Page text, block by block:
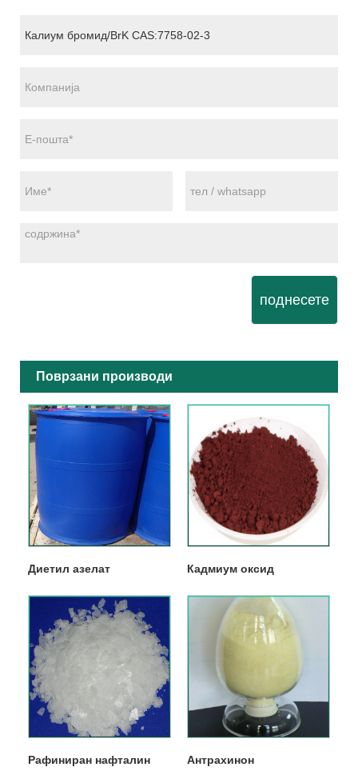
поднесете
Поврзани производи
Диетил азелат Кадмиум оксид
Рафиниран нафталин Антрахинон